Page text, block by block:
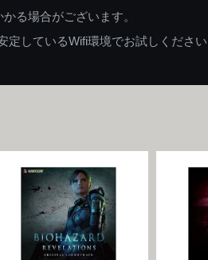
る場合がございます。
しているWifi環境でお試しください